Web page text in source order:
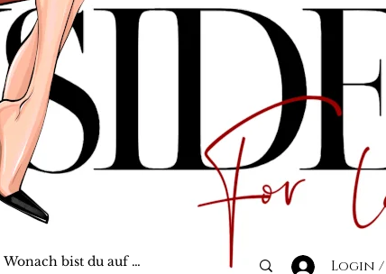
Login /